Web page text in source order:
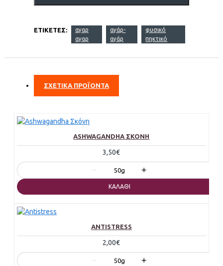
ΕΤΙΚΈΤΕΣ:
αγαρ
αγαρ
αγάρ-
αγάρ
φυσικό
πηκτικό
ΣΧΕΤΙΚΑ ΠΡΟΪΟΝΤΑ
ASHWAGANDHA ΣΚΌΝΗ
3,50€
− 50g +
ΚΑΛΆΘΙ
ANTISTRESS
2,00€
− 50g +